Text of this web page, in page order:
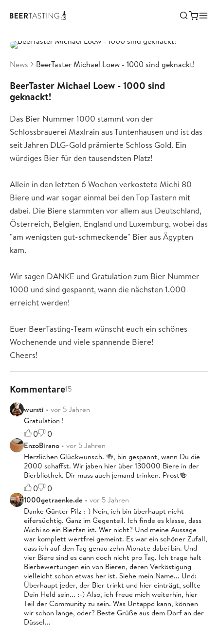
News BeerTaster Michael Loew - 1000 sind geknackt!
BeerTaster Michael Loew - 1000 sind
geknackt!
Das Bier Nummer 1000 stammt von der
Schlossbrauerei Maxlrain aus Tuntenhausen und ist das
seit Jahren DLG-Gold prämierte Schloss Gold. Ein
würdiges Bier für den tausendsten Platz!
Allein in den letzten 6 Wochen verkostete Michi 80
Biere und war sogar einmal bei den Top Tastern mit
dabei. Die Biere stammten vor allem aus Deutschland,
Österreich, Belgien, England und Luxemburg, wobei das
"am wenigsten gut-schmeckende" Bier aus Ägypten
kam.
Wir sagen DANKE und Gratulation zum Bier Nummer
1000 und sind gespannt, wann die nächsten 1.000
erreicht werden!
Euer BeerTasting-Team wünscht euch ein schönes
Wochenende und viele spannende Biere!
Cheers!
Kommentare15
wursti • vor 5 Jahren
Gratulation !
0 0
EnzoBirano • vor 5 Jahren
Herzlichen Glückwunsch. 🍻, bin gespannt, wann Du die
2000 schaffst. Wir jaben hier über 130000 Biere in der
Bierbliothek. Dir muss auch jemand trinken. Prost🍻
0 0
1000getraenke.de • vor 5 Jahren
Danke Günter Pilz :-) Nein, ich bin überhaupt nicht
eifersüchtig. Ganz im Gegenteil. Ich finde es klasse, dass
Michi so ein Bierfan ist. Wer nicht? Und meine Aussage
war komplett wertfrei gemeint. Es war ein schöner Zufall,
dass ich auf den Tag genau zehn Monate dabei bin. Und
vier Biere sind es dann doch nicht pro Tag. Ich trage halt
Bierbewertungen ein von Bieren, deren Verköstigung
vielleicht schon etwas her ist. Siehe mein Name... Und:
Überhaupt jeder, der Bier trinkt und hier einträgt, sollte
Dein Held sein... :-) Also, ich freue mich weiterhin, hier
Teil der Community zu sein. Was Untappd kann, können
wir schon lange, oder? Beste Grüße aus dem Dorf an der
Düssel...